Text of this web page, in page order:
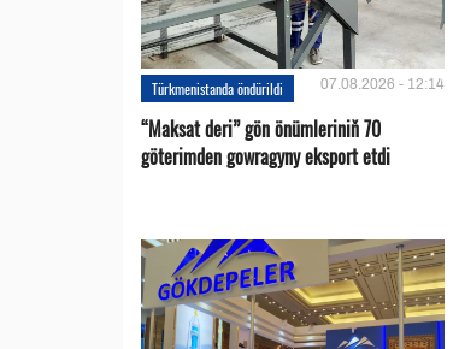
Türkmenistanda öndürildi 07.08.2026 - 12:14
“Maksat deri” gön önümleriniň 70
göterimden gowragyny eksport etdi